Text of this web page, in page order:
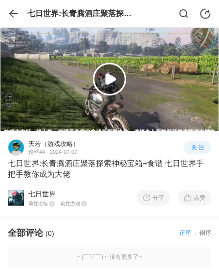
七日世界:长青腾酒庄聚落探索神秘宝箱+食谱 七日世界手把手教你成为大佬
天若（游戏攻略）
粉丝44 · 2024-07-07
关 注
七日世界:长青腾酒庄聚落探索神秘宝箱+食谱 七日世界手
把手教你成为大佬
七日世界
前往论坛 前往游戏
分享 点赞
全部评论 (0) 正序 倒序
~ (￣▽￣) ~ 没有更多了~